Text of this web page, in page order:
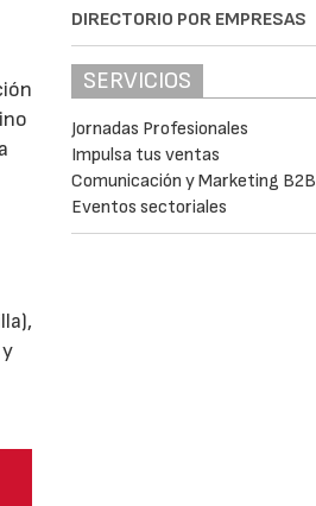
DIRECTORIO POR EMPRESAS
SERVICIOS
Jornadas Profesionales
Impulsa tus ventas
Comunicación y Marketing B2B
Eventos sectoriales